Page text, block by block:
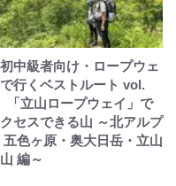
初中級者向け・ロープウェ
行くベストルート vol.
「立山ロープウェイ」で
セスできる山 ～北アルプ
五色ヶ原・奥大日岳・立山
編～